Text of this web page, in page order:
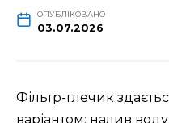
ОПУБЛІКОВАНО
03.07.2026
Фільтр-глечик
варіантом: налив